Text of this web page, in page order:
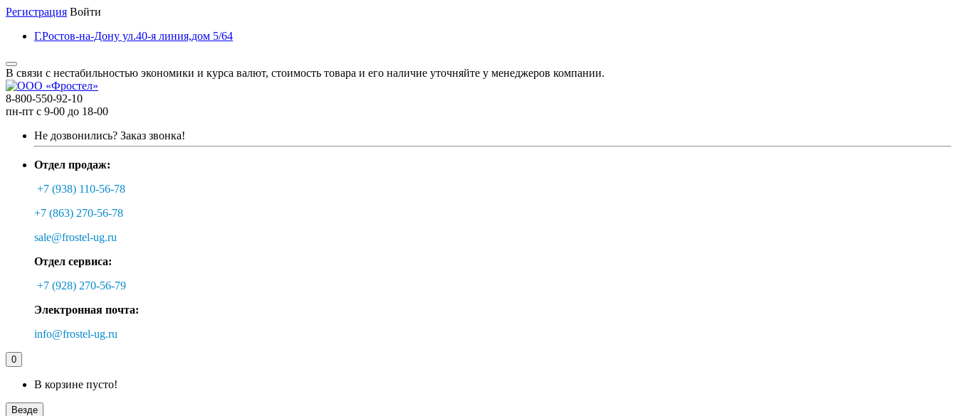
Регистрация Войти
Г.Ростов-на-Дону ул.40-я линия,дом 5/64
В связи с нестабильностью экономики и курса валют, стоимость товара и его наличие уточняйте у менеджеров компании.
8-800-550-92-10
пн-пт с 9-00 до 18-00
Не дозвонились? Заказ звонка!
Отдел продаж:
+7 (938) 110-56-78
+7 (863) 270-56-78
sale@frostel-ug.ru
Отдел сервиса:
+7 (928) 270-56-79
Электронная почта:
info@frostel-ug.ru
0
В корзине пусто!
Везде